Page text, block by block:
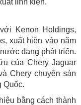
linh kiện.
Kenon Holdings,
xuất hiện vào năm
đang phát triển.
của Chery Jaguar
Chery chuyên sản
Quốc.
bằng cách thành